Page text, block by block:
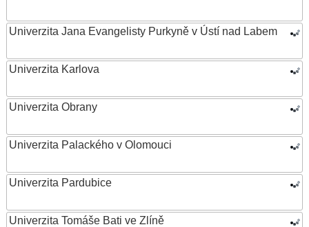
Univerzita Jana Evangelisty Purkyně v Ústí nad Labem
Univerzita Karlova
Univerzita Obrany
Univerzita Palackého v Olomouci
Univerzita Pardubice
Univerzita Tomáše Bati ve Zlíně